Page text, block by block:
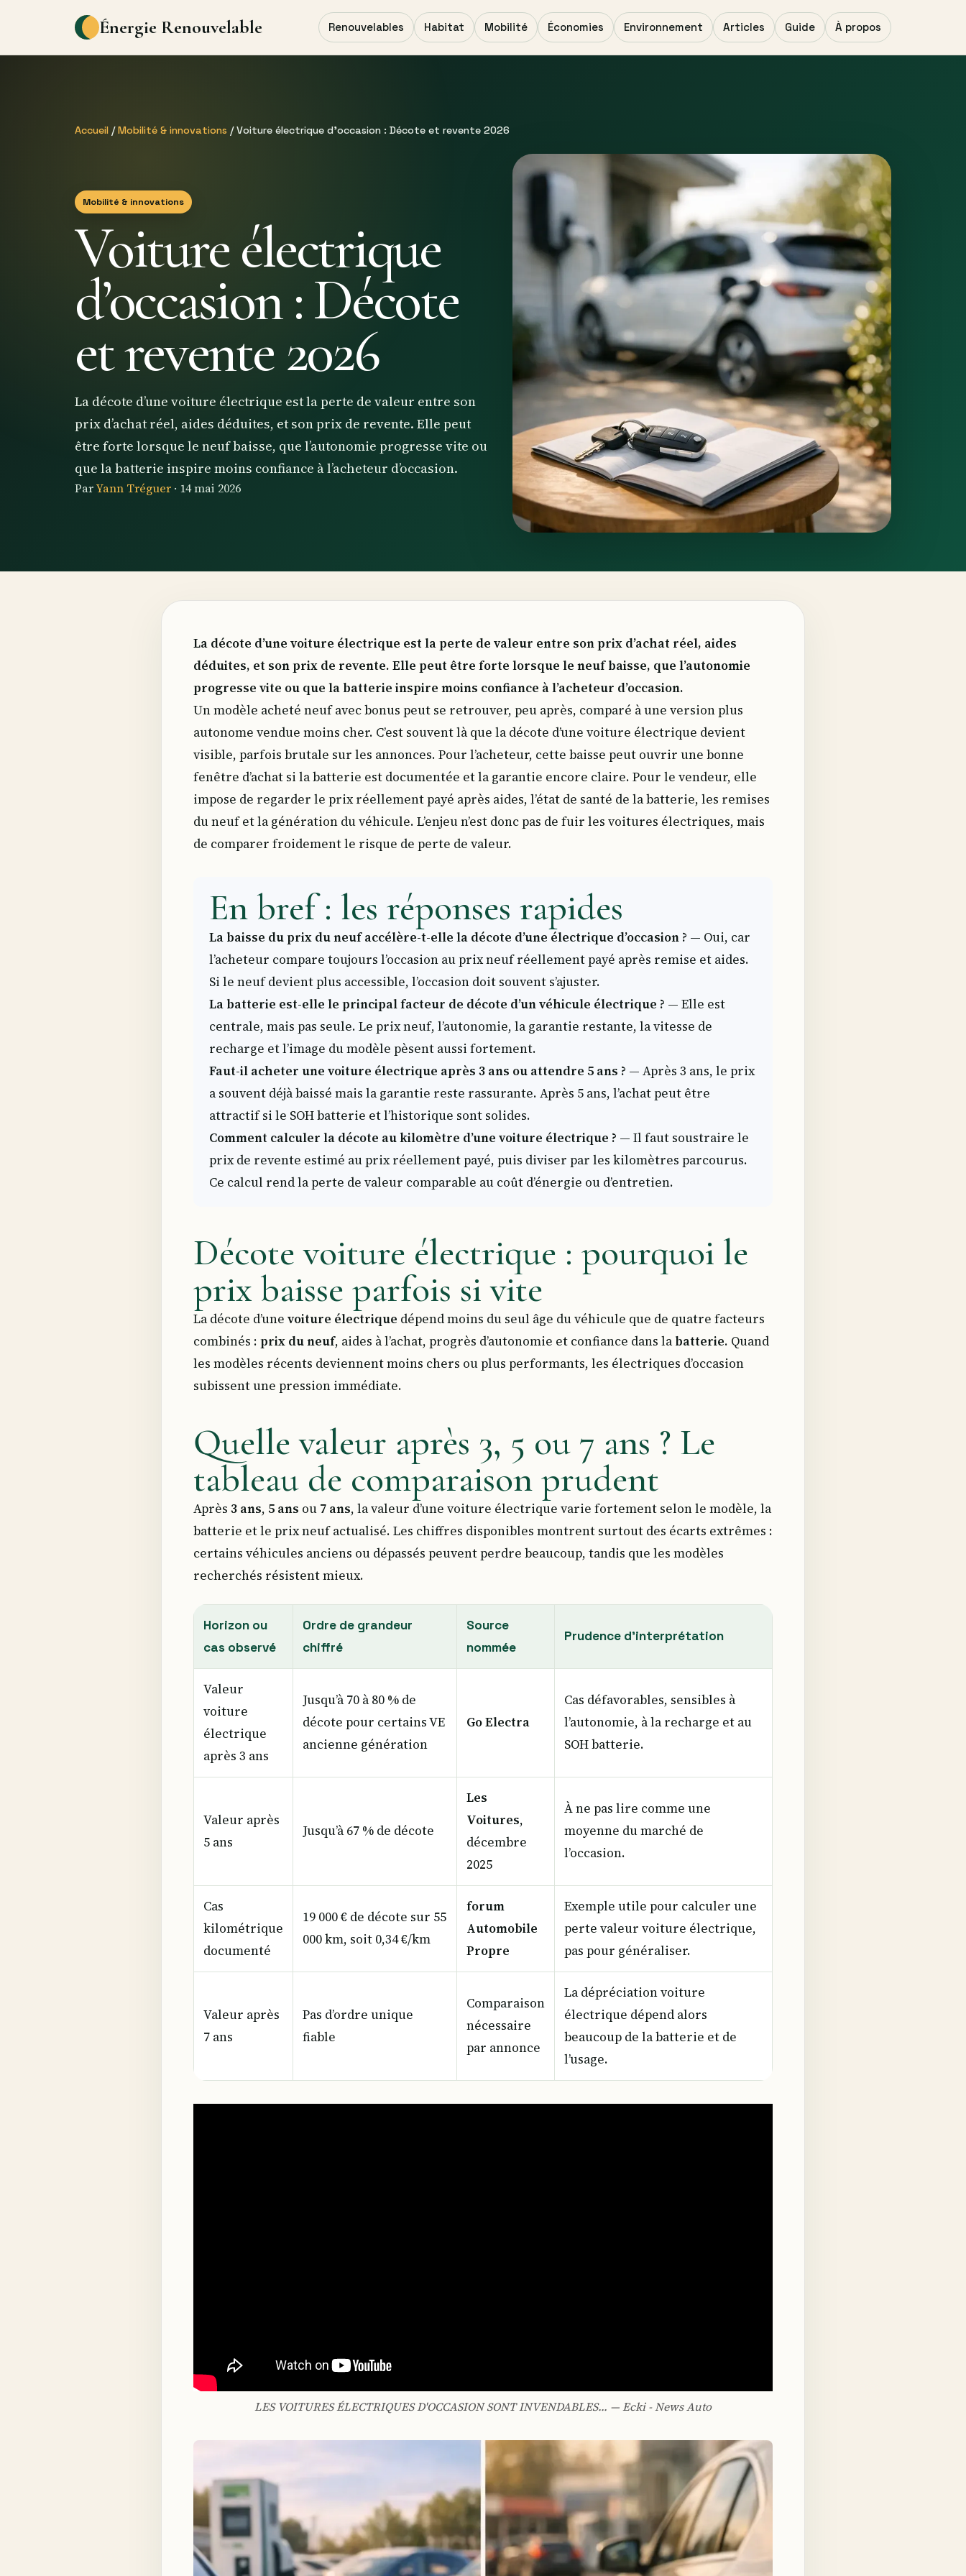
Énergie Renouvelable Renouvelables Habitat Mobilité Économies Environnement Articles Guide À propos
Accueil /Mobilité & innovations / Voiture électrique d’occasion : Décote et revente 2026
Mobilité & innovations
Voiture électrique
d’occasion : Décote
et revente 2026
La décote d’une voiture électrique est la perte de valeur entre son
prix d’achat réel, aides déduites, et son prix de revente. Elle peut
être forte lorsque le neuf baisse, que l’autonomie progresse vite ou
que la batterie inspire moins confiance à l’acheteur d’occasion.
ParYann Tréguer · 14 mai 2026
La décote d’une voiture électrique est la perte de valeur entre son prix d’achat réel, aides
déduites, et son prix de revente. Elle peut être forte lorsque le neuf baisse, que l’autonomie
progresse vite ou que la batterie inspire moins confiance à l’acheteur d’occasion.
Un modèle acheté neuf avec bonus peut se retrouver, peu après, comparé à une version plus
autonome vendue moins cher. C’est souvent là que la décote d’une voiture électrique devient
visible, parfois brutale sur les annonces. Pour l’acheteur, cette baisse peut ouvrir une bonne
fenêtre d’achat si la batterie est documentée et la garantie encore claire. Pour le vendeur, elle
impose de regarder le prix réellement payé après aides, l’état de santé de la batterie, les remises
du neuf et la génération du véhicule. L’enjeu n’est donc pas de fuir les voitures électriques, mais
de comparer froidement le risque de perte de valeur.
En bref : les réponses rapides
La baisse du prix du neuf accélère-t-elle la décote d’une électrique d’occasion ? — Oui, car
l’acheteur compare toujours l’occasion au prix neuf réellement payé après remise et aides.
Si le neuf devient plus accessible, l’occasion doit souvent s’ajuster.
La batterie est-elle le principal facteur de décote d’un véhicule électrique ? — Elle est
centrale, mais pas seule. Le prix neuf, l’autonomie, la garantie restante, la vitesse de
recharge et l’image du modèle pèsent aussi fortement.
Faut-il acheter une voiture électrique après 3 ans ou attendre 5 ans ? — Après 3 ans, le prix
a souvent déjà baissé mais la garantie reste rassurante. Après 5 ans, l’achat peut être
attractif si le SOH batterie et l’historique sont solides.
Comment calculer la décote au kilomètre d’une voiture électrique ? — Il faut soustraire le
prix de revente estimé au prix réellement payé, puis diviser par les kilomètres parcourus.
Ce calcul rend la perte de valeur comparable au coût d’énergie ou d’entretien.
Décote voiture électrique : pourquoi le
prix baisse parfois si vite
La décote d’une voiture électrique dépend moins du seul âge du véhicule que de quatre facteurs
combinés : prix du neuf, aides à l’achat, progrès d’autonomie et confiance dans labatterie. Quand
les modèles récents deviennent moins chers ou plus performants, les électriques d’occasion
subissent une pression immédiate.
Quelle valeur après 3, 5 ou 7 ans ? Le
tableau de comparaison prudent
Après 3 ans, 5 ans ou 7 ans, la valeur d’une voiture électrique varie fortement selon le modèle, la
batterie et le prix neuf actualisé. Les chiffres disponibles montrent surtout des écarts extrêmes :
certains véhicules anciens ou dépassés peuvent perdre beaucoup, tandis que les modèles
recherchés résistent mieux.
Horizon ou
cas observé
Ordre de grandeur
chiffré
Source
nommée
Prudence d’interprétation
Valeur
voiture
électrique
après 3 ans
Jusqu’à 70 à 80 % de
décote pour certains VE
ancienne génération
Go Electra
Cas défavorables, sensibles à
l’autonomie, à la recharge et au
SOH batterie.
Valeur après
5 ans
Jusqu’à 67 % de décote
Les
Voitures,
décembre
2025
À ne pas lire comme une
moyenne du marché de
l’occasion.
Cas
kilométrique
documenté
19 000 € de décote sur 55
000 km, soit 0,34 €/km
forum
Automobile
Propre
Exemple utile pour calculer une
perte valeur voiture électrique,
pas pour généraliser.
Valeur après
7 ans
Pas d’ordre unique
fiable
Comparaison
nécessaire
par annonce
La dépréciation voiture
électrique dépend alors
beaucoup de la batterie et de
l’usage.
LES VOITURES ÉLECTRIQUES D'OCCASION SONT INVENDABLES... — Ecki - News Auto